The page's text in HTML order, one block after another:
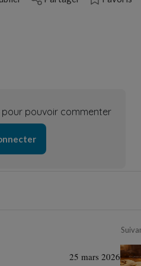
pouvoir commenter
25 mars 2026